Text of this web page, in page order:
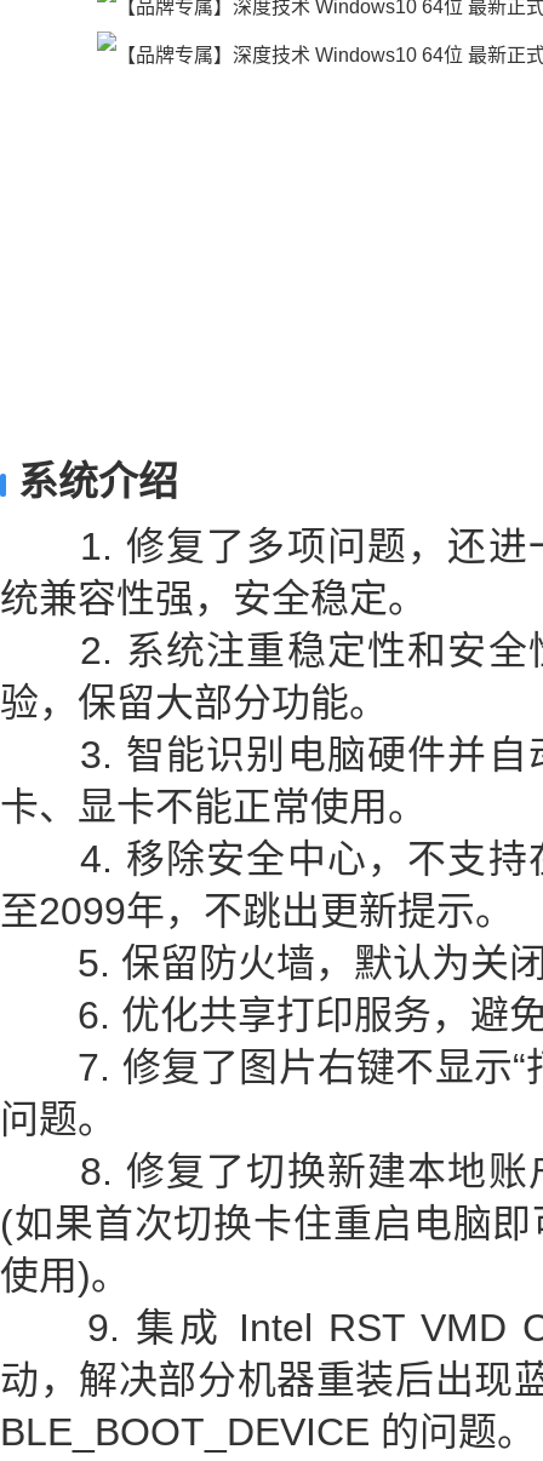
系统介绍
1. 修复了多项问题，还进
统兼容性强，安全稳定。
2. 系统注重稳定性和安全
验，保留大部分功能。
3. 智能识别电脑硬件并自
卡、显卡不能正常使用。
4. 移除安全中心，不支持
至2099年，不跳出更新提示。
5. 保留防火墙，默认为关闭
6. 优化共享打印服务，避免
7. 修复了图片右键不显示“
问题。
8. 修复了切换新建本地账
(如果首次切换卡住重启电脑
使用)。
9. 集成 Intel RST VMD
动，解决部分机器重装后出现
BLE_BOOT_DEVICE 的问题。